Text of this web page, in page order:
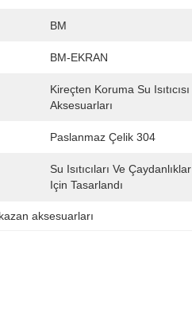
BM
BM-EKRAN
Kireçten Koruma Su Isıtıcısı
Aksesuarları
Paslanmaz Çelik 304
Su Isıtıcıları Ve Çaydanlıklar
Için Tasarlandı
aksesuarları